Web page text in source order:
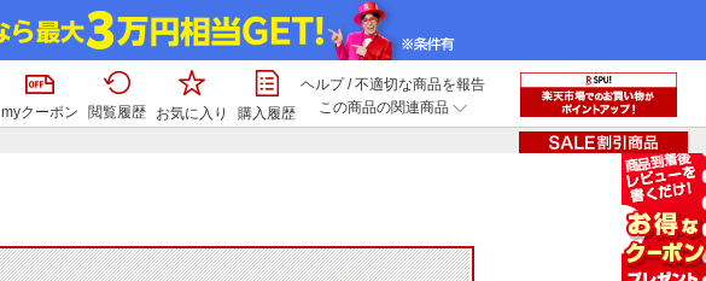
myクーポン 閲覧履歴 お気に入り 購入履歴
ヘルプ/不適切な商品を報告
この商品の関連商品
×